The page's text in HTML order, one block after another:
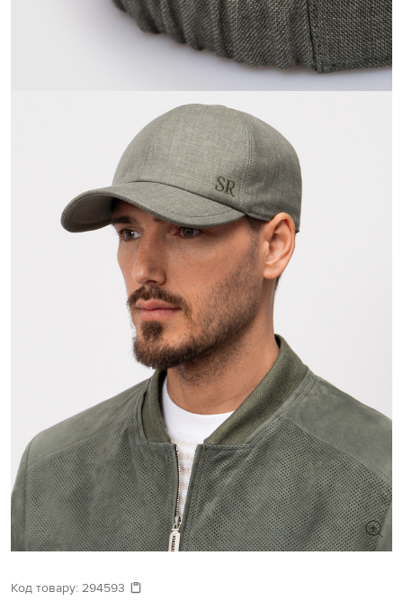
Давайте підберемо щось ще
Код товару: 294593